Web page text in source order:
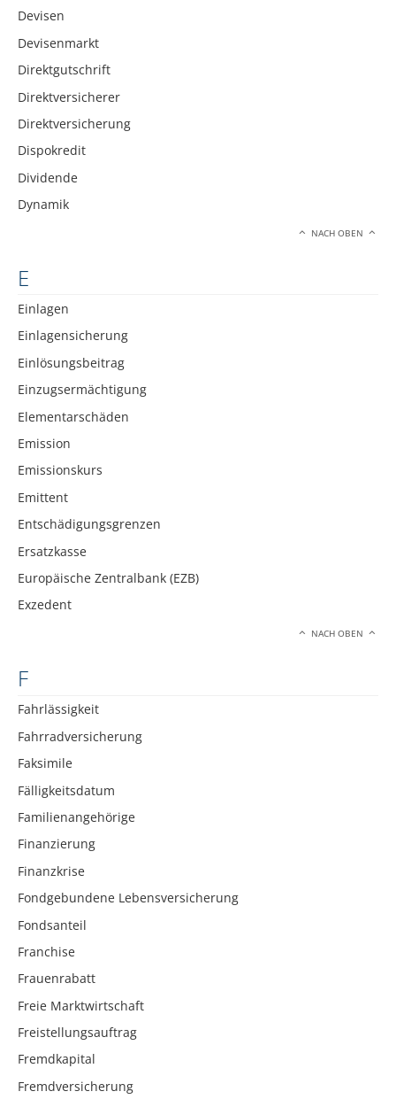
Devisen
Devisenmarkt
Direktgutschrift
Direktversicherer
Direktversicherung
Dispokredit
Dividende
Dynamik
NACH OBEN
E
Einlagen
Einlagensicherung
Einlösungsbeitrag
Einzugsermächtigung
Elementarschäden
Emission
Emissionskurs
Emittent
Entschädigungsgrenzen
Ersatzkasse
Europäische Zentralbank (EZB)
Exzedent
NACH OBEN
F
Fahrlässigkeit
Fahrradversicherung
Faksimile
Fälligkeitsdatum
Familienangehörige
Finanzierung
Finanzkrise
Fondgebundene Lebensversicherung
Fondsanteil
Franchise
Frauenrabatt
Freie Marktwirtschaft
Freistellungsauftrag
Fremdkapital
Fremdversicherung